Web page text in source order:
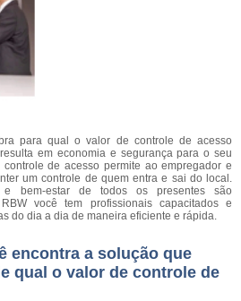
para qual o valor de controle de acesso
em economia e segurança para o seu
de acesso permite ao empregador e
um controle de quem entra e sai do local.
e bem-estar de todos os presentes são
você tem profissionais capacitados e
do dia a dia de maneira eficiente e rápida.
encontra a solução que
qual o valor de controle de